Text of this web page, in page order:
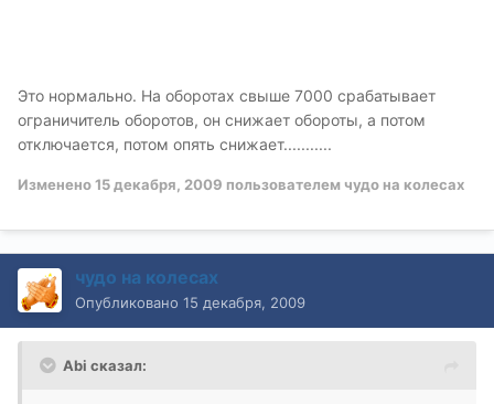
Это нормально. На оборотах свыше 7000 срабатывает
ограничитель оборотов, он снижает обороты, а потом
отключается, потом опять снижает...........
Изменено15 декабря, 2009 пользователем чудо на колесах
чудо на колесах
Опубликовано 15 декабря, 2009
Abi сказал: